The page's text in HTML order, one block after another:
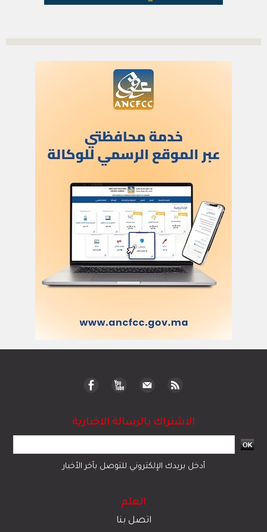
الاشتراك بالرسالة الاخبارية
أدخل بريدك الإلكتروني للتوصل بآخر الأخبار
العلم
اتصل بنا